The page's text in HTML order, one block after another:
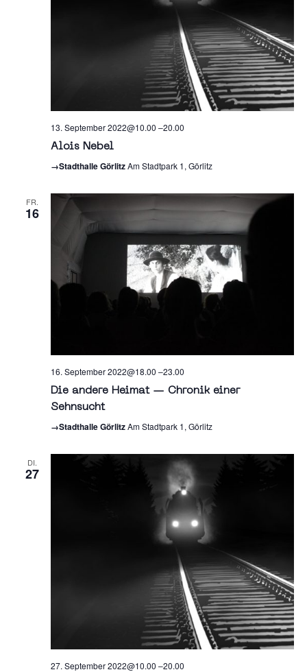
13. September 2022@10.00 –20.00
Alois Nebel
→Stadthalle GörlitzAm Stadtpark 1, Görlitz
FR.
16
16. September 2022@18.00 –23.00
Die andere Heimat — Chronik einer
Sehnsucht
→Stadthalle GörlitzAm Stadtpark 1, Görlitz
DI.
27
27. September 2022@10.00 –20.00